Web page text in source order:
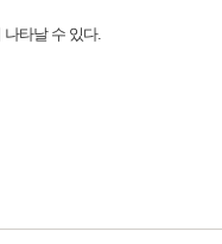
나타날 수 있다.